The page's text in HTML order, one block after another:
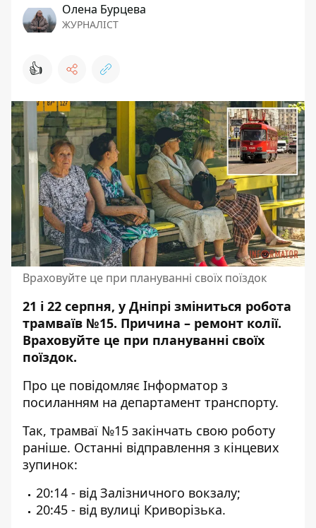
Олена Бурцева
ЖУРНАЛІСТ
👍
Враховуйте це при плануванні своїх поїздок
21 і 22 серпня, у Дніпрі зміниться робота
трамваїв №15. Причина – ремонт колії.
Враховуйте це при плануванні своїх
поїздок.
Про це повідомляє Інформатор з
посиланням на департамент транспорту.
Так, трамваї №15 закінчать свою роботу
раніше. Останні відправлення з кінцевих
зупинок:
20:14 - від Залізничного вокзалу;
20:45 - від вулиці Криворізька.